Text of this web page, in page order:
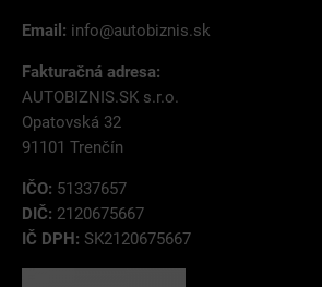
Email: info@autobiznis.sk
Fakturačná adresa:
AUTOBIZNIS.SK s.r.o.
Opatovská 32
91101 Trenčín
IČO: 51337657
DIČ: 2120675667
IČ DPH: SK2120675667